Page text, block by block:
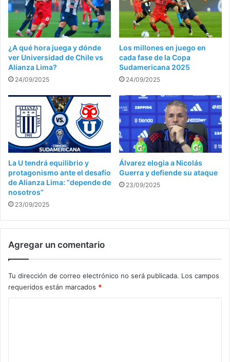
¿A qué hora juega y dónde
ver Universidad de Chile vs
Alianza Lima?
24/09/2025
Los millones en juego en
cada fase de la Copa
Sudamericana 2025
24/09/2025
La U tendrá equilibrio y
protagonismo ante el desafío
de Alianza Lima: “depende de
nosotros”
23/09/2025
Álvarez elogia a Nicolás
Guerra y defiende su ataque
23/09/2025
Agregar un comentario
Tu dirección de correo electrónico no será publicada. Los campos
requeridos están marcados *